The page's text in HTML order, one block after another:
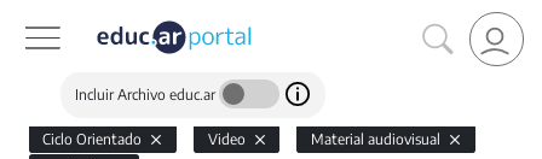
Incluir Archivo educ.ar
Ciclo Orientado Video
Material audiovisual